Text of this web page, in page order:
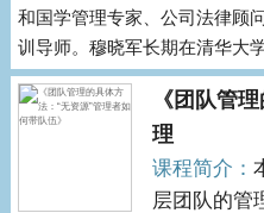
和国学管理专家、公司法律顾
训导师。穆晓军长期在清华大
《团队管
理
课程简介：
层团队的管